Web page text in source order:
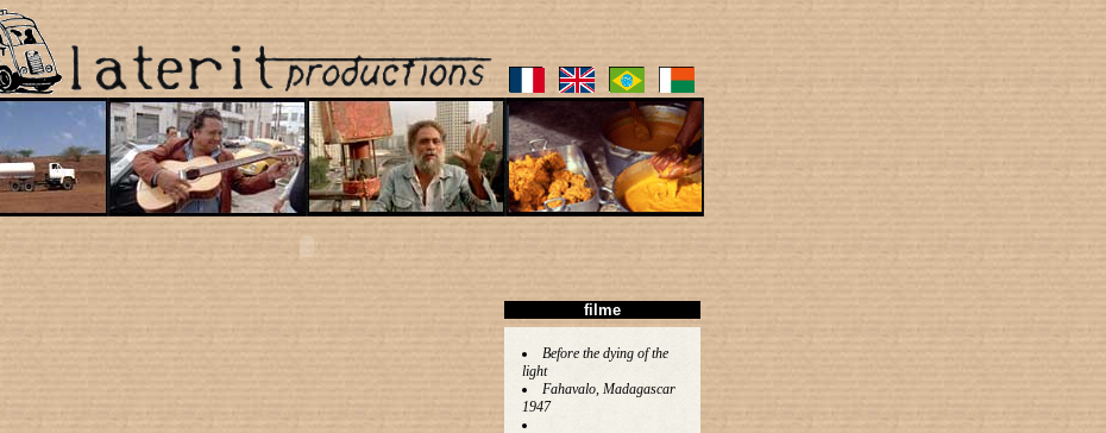
filme
Before the dying of the
light
Fahavalo, Madagascar
1947